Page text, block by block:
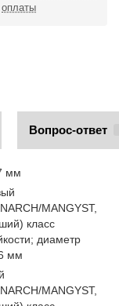
оплаты
Вопрос-ответ
мм
MANGYST,
класс
диаметр
мм
MANGYST,